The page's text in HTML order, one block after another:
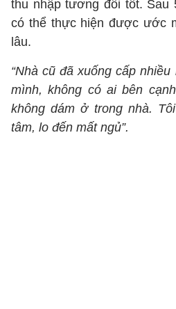
thu nhập tương đối tốt. Sau
có thể thực hiện được ước
lâu.
“Nhà cũ đã xuống cấp
mình, không có ai bên
không dám ở trong nhà.
tâm, lo đến mất ngủ”.